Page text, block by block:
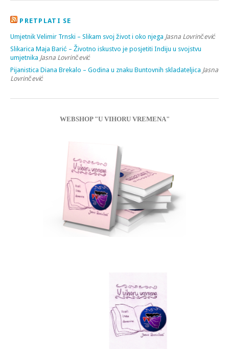
PRETPLATI SE
Umjetnik Velimir Trnski – Slikam svoj život i oko njega Jasna Lovrinčević
Slikarica Maja Barić – Životno iskustvo je posjetiti Indiju u svojstvu
umjetnika Jasna Lovrinčević
Pijanistica Diana Brekalo – Godina u znaku Buntovnih skladateljica Jasna
Lovrinčević
WEBSHOP "U VIHORU VREMENA"